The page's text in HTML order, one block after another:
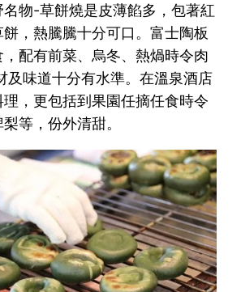
名物-草餅燒是皮薄餡多，包著紅
，熱騰騰十分可口。富士陶板
配有前菜、烏冬、熱煱時令肉
及味道十分有水準。在溫泉酒店
，更包括到果園任摘任食時令
等，份外清甜。